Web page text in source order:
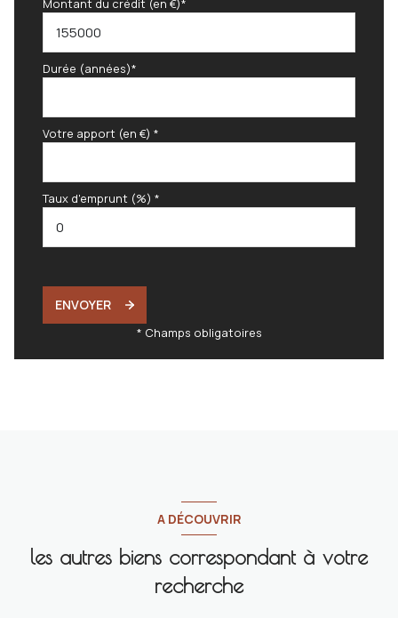
Montant du crédit (en €)*
Durée (années)*
Votre apport (en €) *
Taux d'emprunt (%) *
ENVOYER
* Champs obligatoires
A DÉCOUVRIR
les autres biens correspondant à votre
recherche